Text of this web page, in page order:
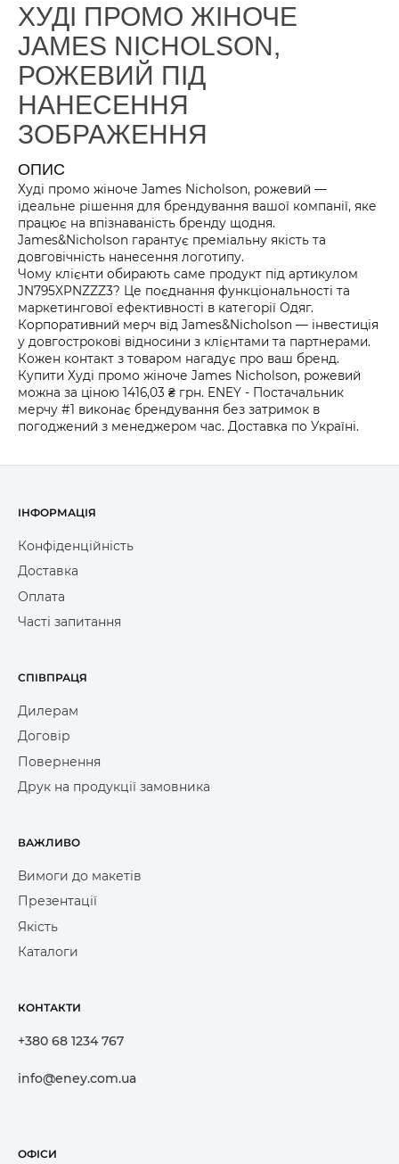
ХУДІ ПРОМО ЖІНОЧЕ
JAMES NICHOLSON,
РОЖЕВИЙ ПІД
НАНЕСЕННЯ
ЗОБРАЖЕННЯ
ОПИС
Худі промо жіноче James Nicholson, рожевий —
ідеальне рішення для брендування вашої компанії, яке
працює на впізнаваність бренду щодня.
James&Nicholson гарантує преміальну якість та
довговічність нанесення логотипу.
Чому клієнти обирають саме продукт під артикулом
JN795XPNZZZ3? Це поєднання функціональності та
маркетингової ефективності в категорії Одяг.
Корпоративний мерч від James&Nicholson — інвестиція
у довгострокові відносини з клієнтами та партнерами.
Кожен контакт з товаром нагадує про ваш бренд.
Купити Худі промо жіноче James Nicholson, рожевий
можна за ціною 1416,03 ₴ грн. ENEY - Постачальник
мерчу #1 виконає брендування без затримок в
погоджений з менеджером час. Доставка по Україні.
ІНФОРМАЦІЯ
Конфіденційність
Доставка
Оплата
Часті запитання
СПІВПРАЦЯ
Дилерам
Договір
Повернення
Друк на продукції замовника
ВАЖЛИВО
Вимоги до макетів
Презентації
Якість
Каталоги
КОНТАКТИ
+380 68 1234 767
info@eney.com.ua
ОФІСИ